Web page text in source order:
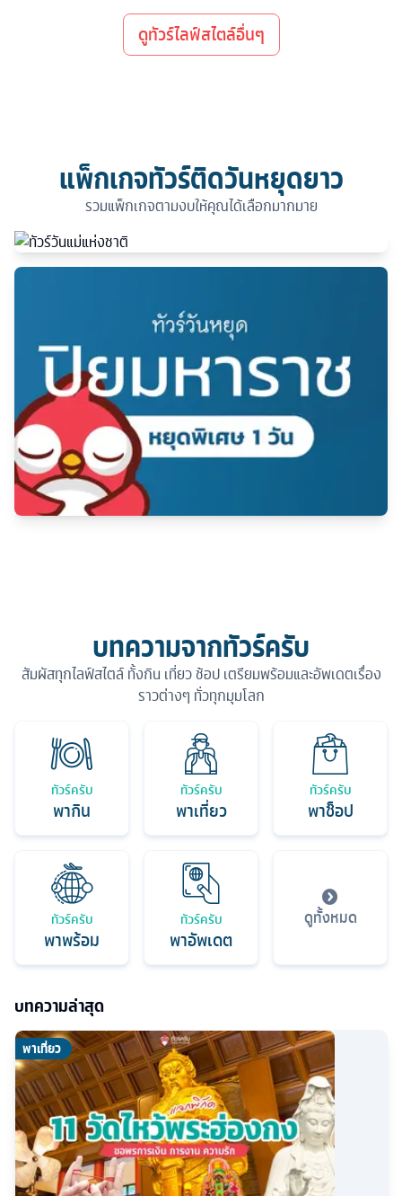
ดูทัวร์ไลฟ์สไตล์อื่นๆ
แพ็กเกจทัวร์ติดวันหยุดยาว
รวมแพ็กเกจตามงบให้คุณได้เลือกมากมาย
บทความจากทัวร์ครับ
สัมผัสทุกไลฟ์สไตล์ ทั้งกิน เที่ยว ช้อป เตรียมพร้อมและอัพเดตเรื่อง
ราวต่างๆ ทั่วทุกมุมโลก
ทัวร์ครับ
พากิน
ทัวร์ครับ
พาเที่ยว
ทัวร์ครับ
พาช็อป
ทัวร์ครับ
พาพร้อม
ทัวร์ครับ
พาอัพเดต
ดูทั้งหมด
บทความล่าสุด
พาเที่ยว